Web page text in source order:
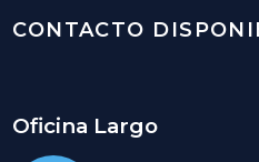
CONTACTO
Oficina Largo